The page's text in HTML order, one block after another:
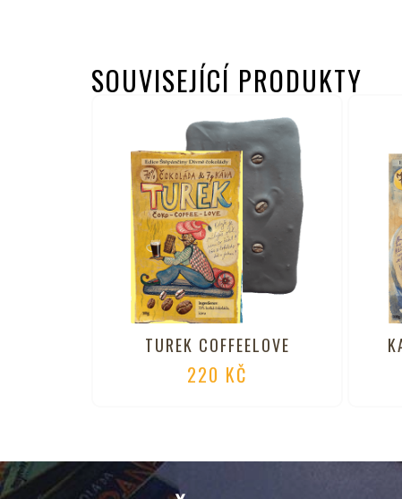
SOUVISEJÍCÍ PRODUKTY
TUREK COFFEELOVE
220 KČ